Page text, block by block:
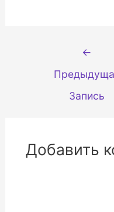
Навигация
записям
←
Запись
Добавить